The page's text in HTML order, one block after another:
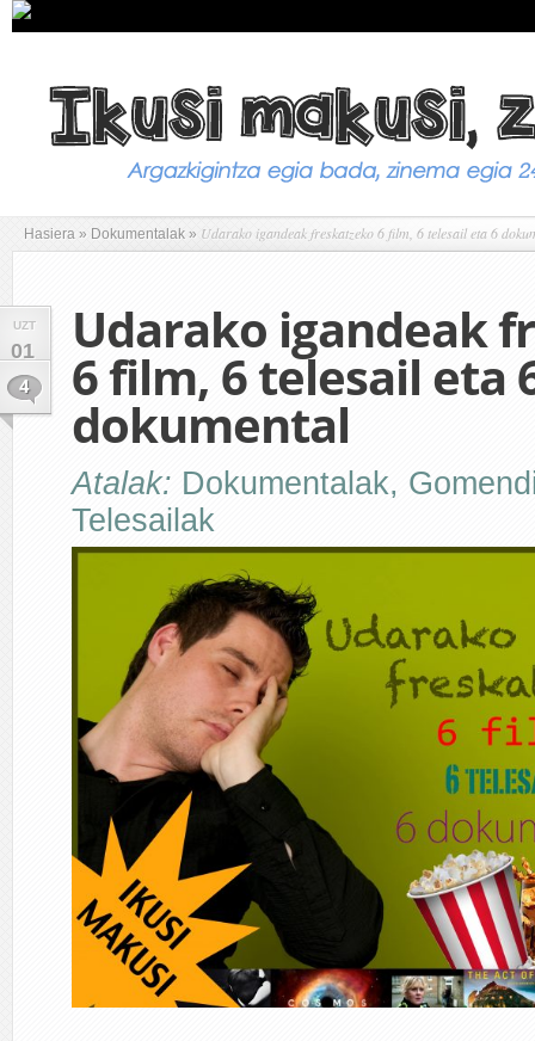
Hasiera » Dokumentalak » Udarako igandeak freskatzeko 6 film, 6 telesail eta 6
UZT
01
4
Udarako igandeak
6 film, 6 telesail eta
dokumental
Atalak: Dokumentalak,
Telesailak